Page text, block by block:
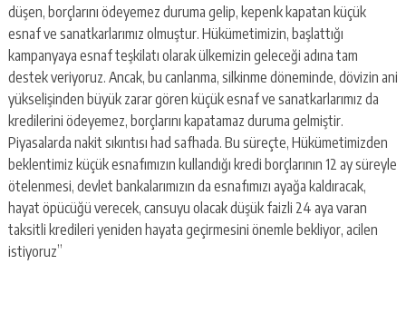
düşen, borçlarını ödeyemez duruma gelip, kepenk kapatan küçük
esnaf ve sanatkarlarımız olmuştur. Hükümetimizin, başlattığı
kampanyaya esnaf teşkilatı olarak ülkemizin geleceği adına tam
destek veriyoruz. Ancak, bu canlanma, silkinme döneminde, dövizin ani
yükselişinden büyük zarar gören küçük esnaf ve sanatkarlarımız da
kredilerini ödeyemez, borçlarını kapatamaz duruma gelmiştir.
Piyasalarda nakit sıkıntısı had safhada. Bu süreçte, Hükümetimizden
beklentimiz küçük esnafımızın kullandığı kredi borçlarının 12 ay süreyle
ötelenmesi, devlet bankalarımızın da esnafımızı ayağa kaldıracak,
hayat öpücüğü verecek, cansuyu olacak düşük faizli 24 aya varan
taksitli kredileri yeniden hayata geçirmesini önemle bekliyor, acilen
istiyoruz”